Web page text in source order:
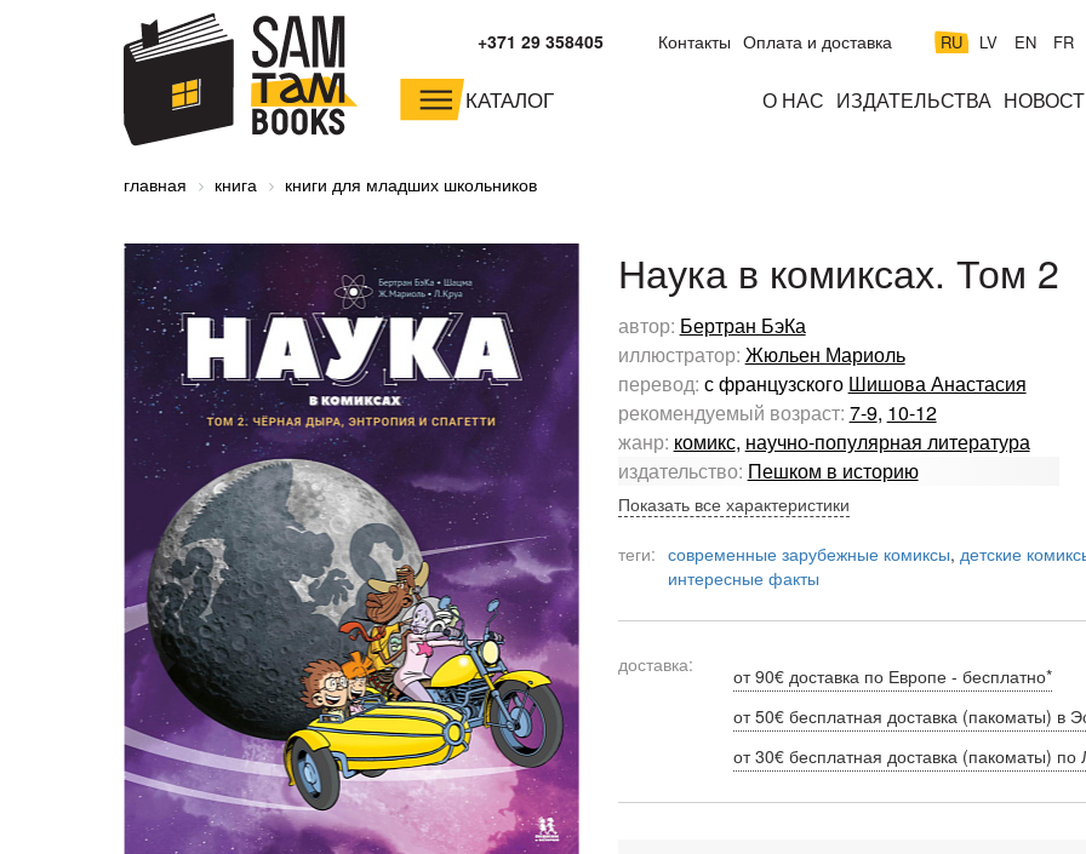
RU LV EN FR
Контакты Оплата и доставка
+371 29 358405
КАТАЛОГ О НАС ИЗДАТЕЛЬСТВА
малышам и
дошкольникам
младшим школьникам
главная книга книги для младших школьников
Наука в комиксах. Том 2
автор: Бертран БэКа
иллюстратор: Жюльен Мариоль
перевод: с французского Шишова Анастасия
рекомендуемый возраст: 7-9, 10-12
жанр: комикс, научно-популярная литература
издательство: Пешком в историю
Показать все характеристики
теги: современные зарубежные комиксы, детские
интересные факты
доставка:
от 90€ доставка по Европе - бесплатно*
от 50€ бесплатная доставка (пакоматы) в
от 30€ бесплатная доставка (пакоматы) по